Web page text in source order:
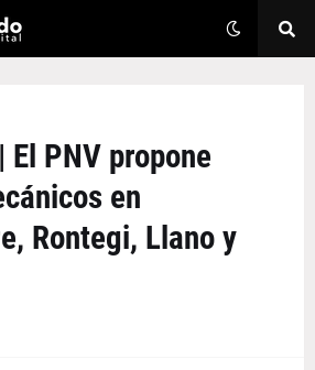
El PNV propone
en
Rontegi, Llano y